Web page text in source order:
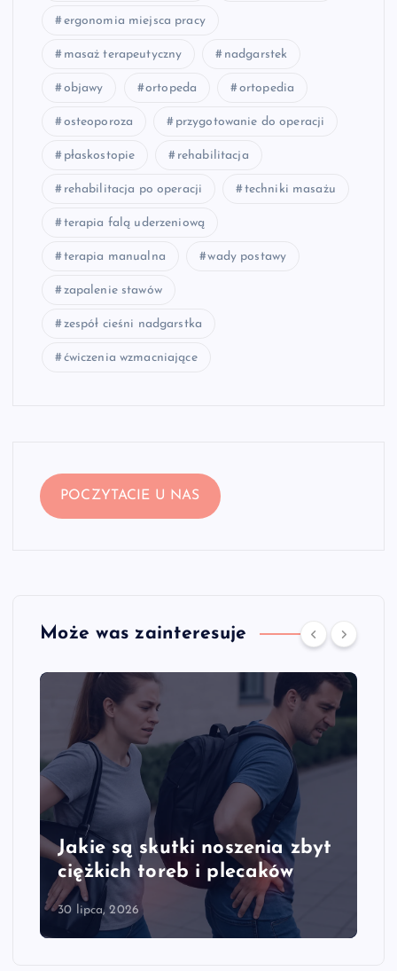
ergonomia miejsca pracy
masaż terapeutyczny nadgarstek
objawy ortopeda ortopedia
osteoporoza przygotowanie do operacji
płaskostopie rehabilitacja
rehabilitacja po operacji techniki masażu
terapia falą uderzeniową
terapia manualna wady postawy
zapalenie stawów
zespół cieśni nadgarstka
ćwiczenia wzmacniające
POCZYTACIE U NAS
Może was zainteresuje
są skutki noszenia zbyt
toreb i plecaków
2026
Jakie